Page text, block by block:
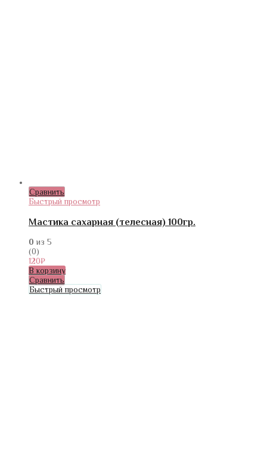
Сравнить
Быстрый просмотр
Мастика сахарная (телесная) 100гр.
0 из 5
(0)
120₽
В корзину
Сравнить
Быстрый просмотр